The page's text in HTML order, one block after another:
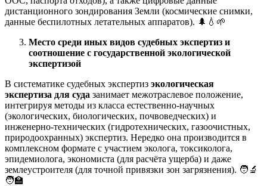
дистанционного зондирования Земли (космические снимки,
данные беспилотных летательных аппаратов). 🌲💧🌱
Место среди иных видов судебных экспертиз и
соотношение с государственной экологической
экспертизой
В систематике судебных экспертиз экологическая
экспертиза для суда занимает межотраслевое положение,
интегрируя методы из класса естественно-научных
(экологических, биологических, почвоведческих) и
инженерно-технических (гидротехнических, газоочистных,
природоохранных) экспертиз. Нередко она производится в
комплексном формате с участием эколога, токсиколога,
эпидемиолога, экономиста (для расчёта ущерба) и даже
землеустроителя (для точной привязки зон загрязнения). 🧑‍🔬
🧑‍🏫